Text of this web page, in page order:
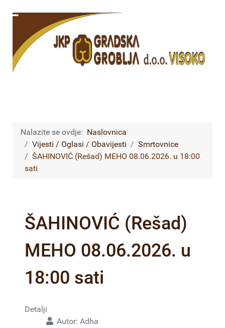
Nalazite se ovdje: Naslovnica
Vijesti / Oglasi / Obavijesti
Smrtovnice
ŠAHINOVIĆ (Rešad) MEHO 08.06.2026. u 18:00
sati
ŠAHINOVIĆ (Rešad)
MEHO 08.06.2026. u
18:00 sati
Detalji
Autor: Adha